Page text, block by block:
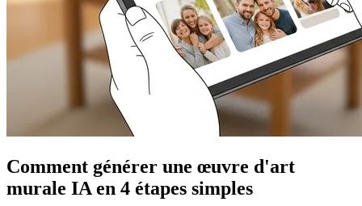
Comment générer une œuvre d'art
murale IA en 4 étapes simples